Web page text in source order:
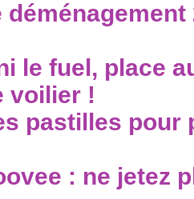
le fuel, place
voilier !
pastilles pour
: ne jetez